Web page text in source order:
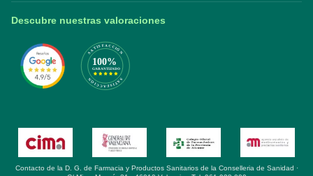
Descubre nuestras valoraciones
Contacto de la D. G. de Farmacia y Productos Sanitarios de la Conselleria de Sanidad ·